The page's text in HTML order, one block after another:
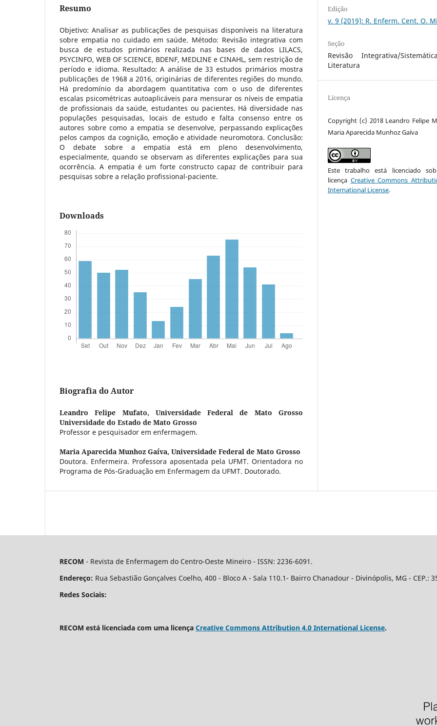
Resumo
Objetivo: Analisar as publicações de pesquisas disponíveis na literatura
sobre empatia no cuidado em saúde. Método: Revisão integrativa com
busca de estudos primários realizada nas bases de dados LILACS,
PSYCINFO, WEB OF SCIENCE, BDENF, MEDLINE e CINAHL, sem restrição de
período e idioma. Resultado: A análise de 33 estudos primários mostra
publicações de 1968 a 2016, originárias de diferentes regiões do mundo.
Há predomínio da abordagem quantitativa com o uso de diferentes
escalas psicométricas autoaplicáveis para mensurar os níveis de empatia
de profissionais da saúde, estudantes ou pacientes. Há diversidade nas
populações pesquisadas, locais de estudo e falta consenso entre os
autores sobre como a empatia se desenvolve, perpassando explicações
pelos campos da cognição, emoção e atividade neuromotora. Conclusão:
O debate sobre a empatia está em pleno desenvolvimento,
especialmente, quando se observam as diferentes explicações para sua
ocorrência. A empatia é um forte constructo capaz de contribuir para
pesquisas sobre a relação profissional-paciente.
Downloads
Biografia do Autor
Leandro Felipe Mufato, Universidade Federal de Mato Grosso
Universidade do Estado de Mato Grosso
Professor e pesquisador em enfermagem.
Maria Aparecida Munhoz Gaíva, Universidade Federal de Mato Grosso
Doutora. Enfermeira. Professora aposentada pela UFMT. Orientadora no
Programa de Pós-Graduação em Enfermagem da UFMT. Doutorado.
Edição
v. 9 (2019): R. Enferm. Cent. O.
Seção
Revisão Integrativa/
Literatura
Licença
Copyright (c) 2018 Leandro Felipe
Maria Aparecida Munhoz Gaíva
Este trabalho está licenciado
licença Creative Commons
International License.
RECOM - Revista de Enfermagem do Centro-Oeste Mineiro - ISSN: 2236-6091.
Endereço: Rua Sebastião Gonçalves Coelho, 400 - Bloco A - Sala 110.1- Bairro Chanadour - Divinópolis, MG - CEP.:
Redes Sociais:
RECOM está licenciada com uma licença Creative Commons Attribution 4.0 International License.